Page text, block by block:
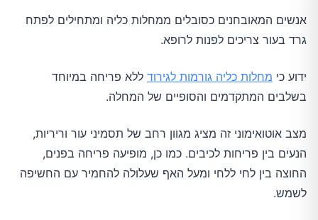
אנשים המאובחנים כסובלים ממחלות כליה ומתחילים לפתח
גרד בעור צריכים לפנות לרופא.
ידוע כי מחלות כליה גורמות לגירוד ללא פריחה במיוחד
בשלבים המתקדמים והסופיים של המחלה.
מצב אוטואימוני זה מציג מגוון רחב של תסמיני עור וריריות,
הנעים בין פריחות לכיבים. כמו כן, מופיעה פריחה בפנים,
החוצה בין לחי ללחי ומעל האף שעלולה להחמיר עם החשיפה
לשמש.